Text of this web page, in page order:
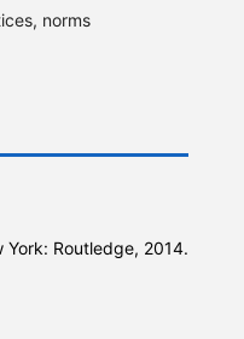
norms
Routledge, 2014.